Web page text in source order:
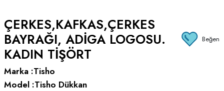
ÇERKES,KAFKAS,ÇERKES
BAYRAĞI, ADIGA LOGOSU.
KADIN TIŞÖRT
Beğen
Marka :Tisho
Model :Tisho Dükkan